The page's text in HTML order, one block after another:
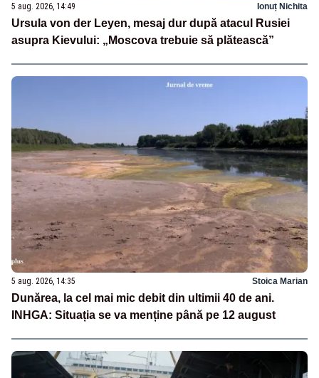
5 aug. 2026, 14:49 Ionuț Nichita
Ursula von der Leyen, mesaj dur după atacul Rusiei
asupra Kievului: „Moscova trebuie să plătească”
5 aug. 2026, 14:35 Stoica Marian
Dunărea, la cel mai mic debit din ultimii 40 de ani.
INHGA: Situația se va menține până pe 12 august